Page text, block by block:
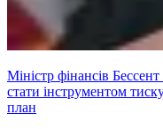
Міністр фінансів
стати інструментом
план